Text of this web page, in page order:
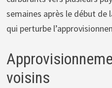
semaines après le début de
qui perturbe
voisins